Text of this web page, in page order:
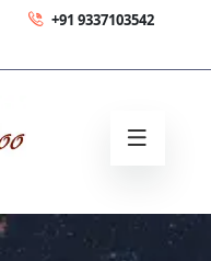
+91 9337103542